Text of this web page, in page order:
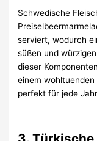
Schwedische
serviert, wodurch
süßen und
dieser
einem
perfekt für jede